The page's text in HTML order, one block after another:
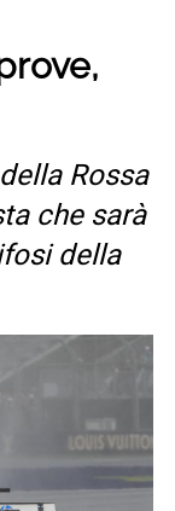
Rossa
che sarà
della